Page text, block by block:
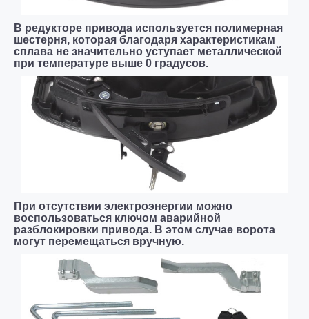
В редукторе привода используется полимерная
шестерня, которая благодаря характеристикам
сплава не значительно уступает металлической
при температуре выше 0 градусов.
При отсутствии электроэнергии можно
воспользоваться ключом аварийной
разблокировки привода. В этом случае ворота
могут перемещаться вручную.